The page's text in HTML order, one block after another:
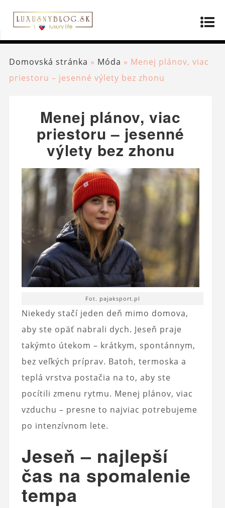
Domovská stránka » Móda » Menej plánov, viac
priestoru – jesenné výlety bez zhonu
Menej plánov, viac
priestoru – jesenné
výlety bez zhonu
Fot. pajaksport.pl
Niekedy stačí jeden deň mimo domova,
aby ste opäť nabrali dych. Jeseň praje
takýmto útekom – krátkym, spontánnym,
bez veľkých príprav. Batoh, termoska a
teplá vrstva postačia na to, aby ste
pocítili zmenu rytmu. Menej plánov, viac
vzduchu – presne to najviac potrebujeme
po intenzívnom lete.
Jeseň – najlepší
čas na spomalenie
tempa